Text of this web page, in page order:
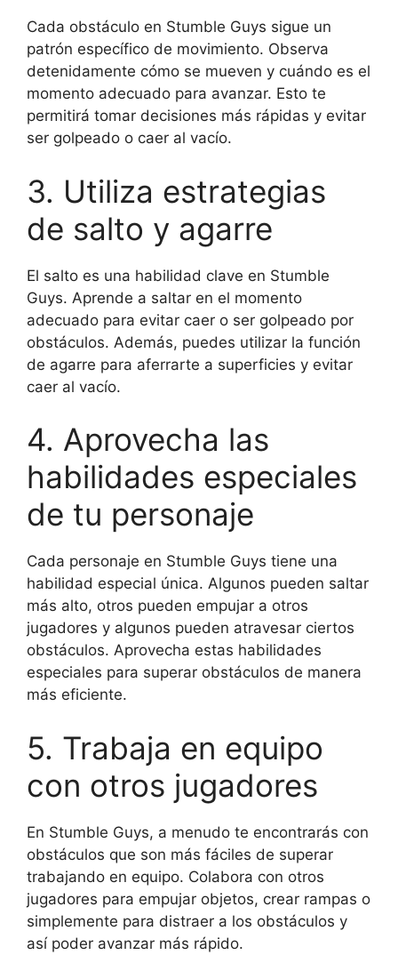
Cada obstáculo en Stumble Guys sigue un
patrón específico de movimiento. Observa
detenidamente cómo se mueven y cuándo es el
momento adecuado para avanzar. Esto te
permitirá tomar decisiones más rápidas y evitar
ser golpeado o caer al vacío.
3. Utiliza estrategias
de salto y agarre
El salto es una habilidad clave en Stumble
Guys. Aprende a saltar en el momento
adecuado para evitar caer o ser golpeado por
obstáculos. Además, puedes utilizar la función
de agarre para aferrarte a superficies y evitar
caer al vacío.
4. Aprovecha las
habilidades especiales
de tu personaje
Cada personaje en Stumble Guys tiene una
habilidad especial única. Algunos pueden saltar
más alto, otros pueden empujar a otros
jugadores y algunos pueden atravesar ciertos
obstáculos. Aprovecha estas habilidades
especiales para superar obstáculos de manera
más eficiente.
5. Trabaja en equipo
con otros jugadores
En Stumble Guys, a menudo te encontrarás con
obstáculos que son más fáciles de superar
trabajando en equipo. Colabora con otros
jugadores para empujar objetos, crear rampas o
simplemente para distraer a los obstáculos y
así poder avanzar más rápido.